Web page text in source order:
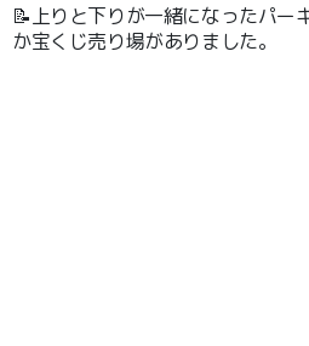
📝上りと下りが一緒になったパー
か宝くじ売り場がありました。